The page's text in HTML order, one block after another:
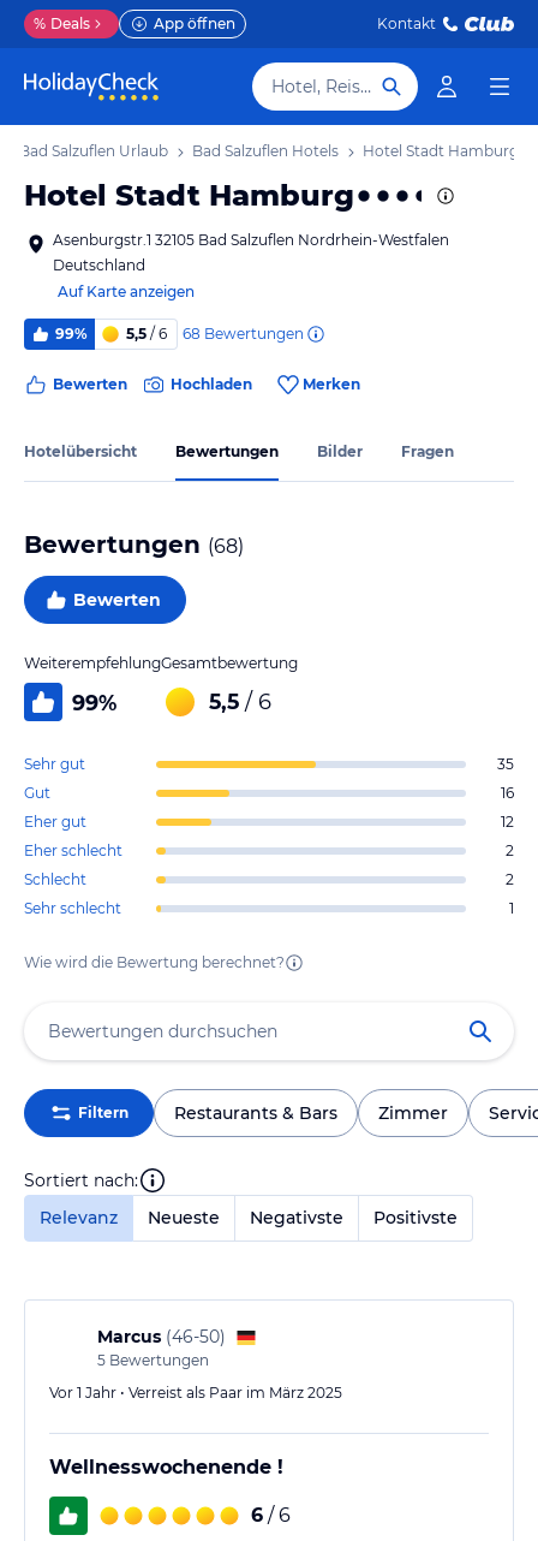
% Deals App öffnen Kontakt
Hotel, Reiseziel
Bad Salzuflen Urlaub Bad Salzuflen Hotels Hotel Stadt Hamburg
Hotel Stadt Hamburg
Asenburgstr.1 32105 Bad Salzuflen Nordrhein-Westfalen
Deutschland
Auf Karte anzeigen
99% 5,5 / 6 68 Bewertungen
Bewerten Hochladen Merken
Hotelübersicht Bewertungen Bilder Fragen
Bewertungen (68)
Bewerten
Weiterempfehlung
99%
Gesamtbewertung
5,5 / 6
Sehr gut
35
Gut
16
Eher gut
12
Eher schlecht
2
Schlecht
2
Sehr schlecht
1
Wie wird die Bewertung berechnet?
Filtern Restaurants & Bars Zimmer
Sortiert nach:
Relevanz
Neueste Negativste Positivste
Marcus (46-50)
5 Bewertungen
Vor 1 Jahr • Verreist als Paar im März 2025
Wellnesswochenende !
6 / 6